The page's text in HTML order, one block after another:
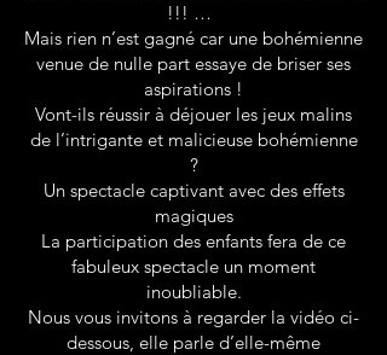
!!! …
Mais rien n’est gagné car une bohémienne
venue de nulle part essaye de briser ses
aspirations !
Vont-ils réussir à déjouer les jeux malins
de l’intrigante et malicieuse bohémienne
?
Un spectacle captivant avec des effets
magiques
La participation des enfants fera de ce
fabuleux spectacle un moment
inoubliable.
Nous vous invitons à regarder la vidéo ci-
dessous, elle parle d’elle-même